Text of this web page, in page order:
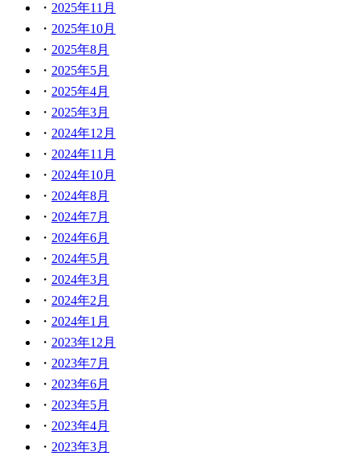
2025年11月
2025年10月
2025年8月
2025年5月
2025年4月
2025年3月
2024年12月
2024年11月
2024年10月
2024年8月
2024年7月
2024年6月
2024年5月
2024年3月
2024年2月
2024年1月
2023年12月
2023年7月
2023年6月
2023年5月
2023年4月
2023年3月